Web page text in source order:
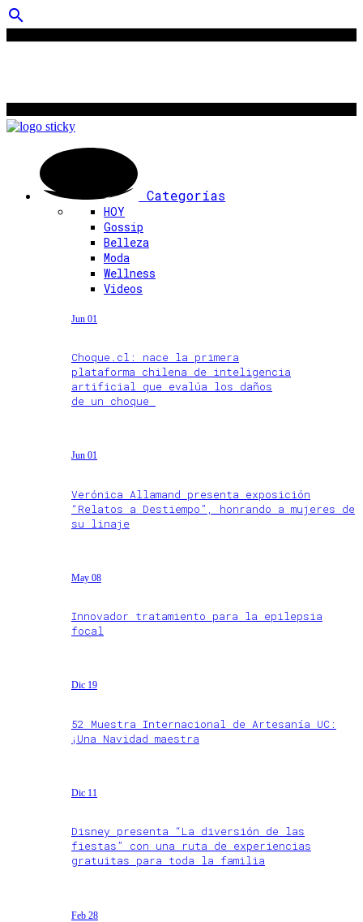
search
Categorías
HOY
Gossip
Belleza
Moda
Wellness
Videos
Jun 01
Choque.cl: nace la primera
plataforma chilena de inteligencia
artificial que evalúa los daños
de un choque
Jun 01
Verónica Allamand presenta exposición
“Relatos a Destiempo”, honrando a mujeres de
su linaje
May 08
Innovador tratamiento para la epilepsia
focal
Dic 19
52 Muestra Internacional de Artesanía UC:
¡Una Navidad maestra
Dic 11
Disney presenta “La diversión de las
fiestas” con una ruta de experiencias
gratuitas para toda la familia
Feb 28